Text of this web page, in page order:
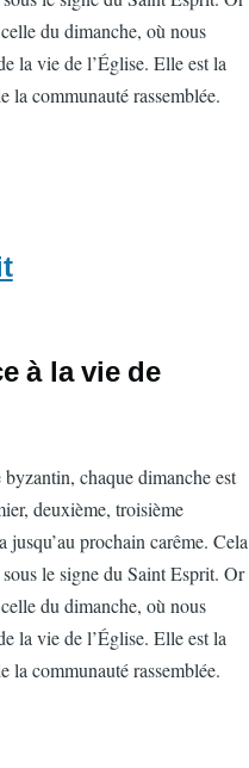
du dimanche, où nous
la vie de l’Église. Elle est la
la communauté rassemblée.
à la vie de
chaque dimanche est
deuxième, troisième
prochain carême. Cela
le signe du Saint Esprit. Or
du dimanche, où nous
la vie de l’Église. Elle est la
la communauté rassemblée.